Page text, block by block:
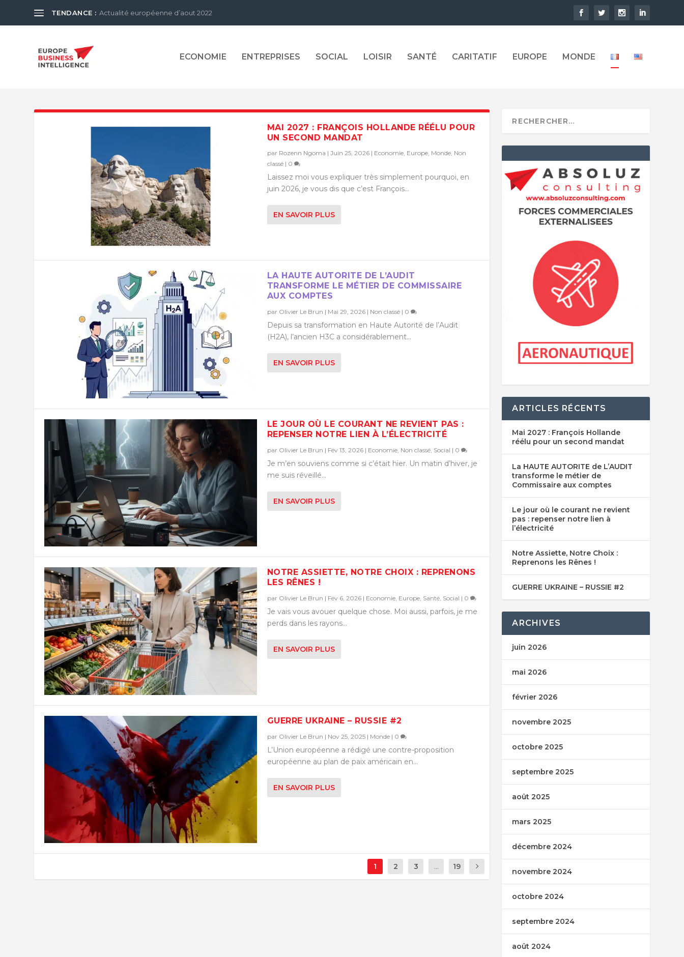
TENDANCE : Actualité européenne d’aout 2022
ECONOMIE ENTREPRISES SOCIAL LOISIR SANTÉ CARITATIF EUROPE MONDE
MAI 2027 : FRANÇOIS HOLLANDE RÉÉLU POUR
UN SECOND MANDAT
par Rozenn Ngoma | Juin 25, 2026| Economie, Europe, Monde, Non
classé| 0
Laissez moi vous expliquer très simplement pourquoi, en
juin 2026, je vous dis que c’est François...
EN SAVOIR PLUS
LA HAUTE AUTORITE DE L’AUDIT
TRANSFORME LE MÉTIER DE COMMISSAIRE
AUX COMPTES
par Olivier Le Brun | Mai 29, 2026| Non classé| 0
Depuis sa transformation en Haute Autorité de l’Audit
(H2A), l’ancien H3C a considérablement...
EN SAVOIR PLUS
LE JOUR OÙ LE COURANT NE REVIENT PAS :
REPENSER NOTRE LIEN À L’ÉLECTRICITÉ
par Olivier Le Brun | Fév 13, 2026| Economie, Non classé, Social | 0
Je m’en souviens comme si c’était hier. Un matin d’hiver, je
me suis réveillé...
EN SAVOIR PLUS
NOTRE ASSIETTE, NOTRE CHOIX : REPRENONS
LES RÊNES !
par Olivier Le Brun | Fév 6, 2026| Economie, Europe, Santé, Social | 0
Je vais vous avouer quelque chose. Moi aussi, parfois, je me
perds dans les rayons...
EN SAVOIR PLUS
GUERRE UKRAINE – RUSSIE #2
par Olivier Le Brun | Nov 25, 2025| Monde| 0
L’Union européenne a rédigé une contre-proposition
européenne au plan de paix américain en...
EN SAVOIR PLUS
1 2 3 ... 19
ARTICLES RÉCENTS
Mai 2027 : François Hollande
réélu pour un second mandat
La HAUTE AUTORITE de L’AUDIT
transforme le métier de
Commissaire aux comptes
Le jour où le courant ne revient
pas : repenser notre lien à
l’électricité
Notre Assiette, Notre Choix :
Reprenons les Rênes !
GUERRE UKRAINE – RUSSIE #2
ARCHIVES
juin 2026
mai 2026
février 2026
novembre 2025
octobre 2025
septembre 2025
août 2025
mars 2025
décembre 2024
novembre 2024
octobre 2024
septembre 2024
août 2024